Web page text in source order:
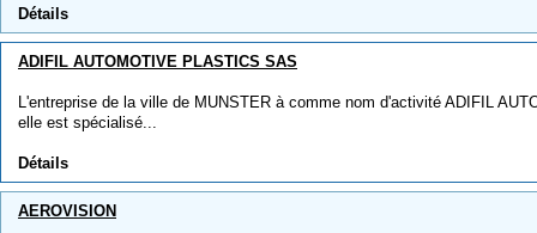
Détails
ADIFIL AUTOMOTIVE PLASTICS SAS
L'entreprise de la ville de MUNSTER à comme nom d'activité ADIFIL
elle est spécialisé...
Détails
AEROVISION